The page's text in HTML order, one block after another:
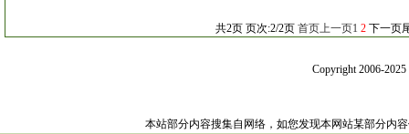
共2页 页次:2/2页 首页上一页1 2 下一页
Copyright 2006-
本站部分内容搜集自网络，如您发现本网站某部分内